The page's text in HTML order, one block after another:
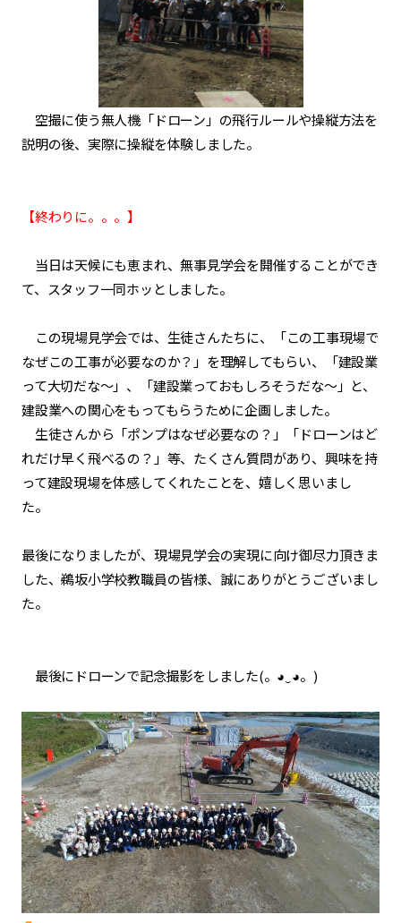
空撮に使う無人機「ドローン」の飛行ルールや操縦方法を
説明の後、実際に操縦を体験しました。
【終わりに。。。】
当日は天候にも恵まれ、無事見学会を開催することができ
て、スタッフ一同ホッとしました。
この現場見学会では、生徒さんたちに、「この工事現場で
なぜこの工事が必要なのか？」を理解してもらい、「建設業
って大切だな～」、「建設業っておもしろそうだな～」と、
建設業への関心をもってもらうために企画しました。
生徒さんから「ポンプはなぜ必要なの？」「ドローンはど
れだけ早く飛べるの？」等、たくさん質問があり、興味を持
って建設現場を体感してくれたことを、嬉しく思いまし
た。
最後になりましたが、現場見学会の実現に向け御尽力頂きま
した、鵜坂小学校教職員の皆様、誠にありがとうございまし
た。
最後にドローンで記念撮影をしました(。◕‿◕。)